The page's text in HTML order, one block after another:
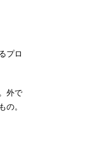
プロ
外で
の。